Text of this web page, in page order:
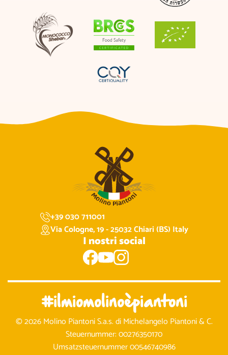
+39 030 711001
Via Cologne, 19 - 25032 Chiari (BS) Italy
I nostri social
#ilmiomolinoèpiantoni
© 2026 Molino Piantoni S.a.s. di Michelangelo Piantoni & C.
Steuernummer: 00276350170
Umsatzsteuernummer 00546740986